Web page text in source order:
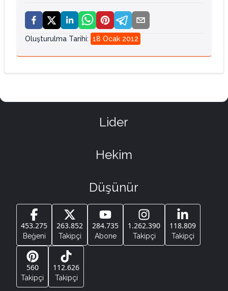
Oluşturulma Tarihi: 18 Ocak 2012
Lider
Hekim
Düşünür
453.275
Beğeni
263.852
Takipçi
284.735
Abone
1.262.390
Takipçi
118.809
Takipçi
560
Takipçi
112.626
Takipçi